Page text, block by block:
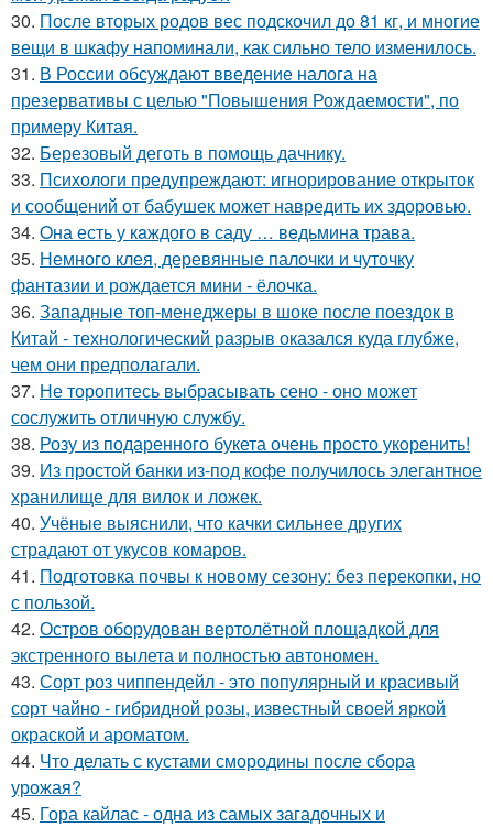
30. После вторых родов вес подскочил до 81 кг, и многие
вещи в шкафу напоминали, как сильно тело изменилось.
31. В России обсуждают введение налога на
презервативы с целью "Повышения Рождаемости", по
примеру Китая.
32. Березовый деготь в помощь дачникy.
33. Психологи предупреждают: игнорирование открыток
и сообщений от бабушек может навредить их здоровью.
34. Oна есть у кaждого в саду … вeдьмина трава.
35. Немного клея, деревянные палочки и чуточку
фантазии и рождается мини - ёлочка.
36. Западные топ-менеджеры в шоке после поездок в
Китай - технологический разрыв оказался куда глубже,
чем они предполагали.
37. Не торопитесь выбрасывать сено - оно может
сослужить отличную службу.
38. Розу из подаренного букета очень просто укoренить!
39. Из простой банки из-под кофе получилось элегантное
хранилище для вилок и ложек.
40. Учёные выяснили, что качки сильнее других
страдают от укусов комаров.
41. Подготовка почвы к новому сезону: без перекопки, но
с пользой.
42. Остров оборудован вертолётной площадкой для
экстренного вылета и полностью автономен.
43. Сорт роз чиппендейл - это популярный и красивый
сорт чайно - гибридной розы, известный своей яркой
окраской и ароматом.
44. Что делать с кустами смородины после сбора
урожая?
45. Гора кайлас - одна из самых загадочных и